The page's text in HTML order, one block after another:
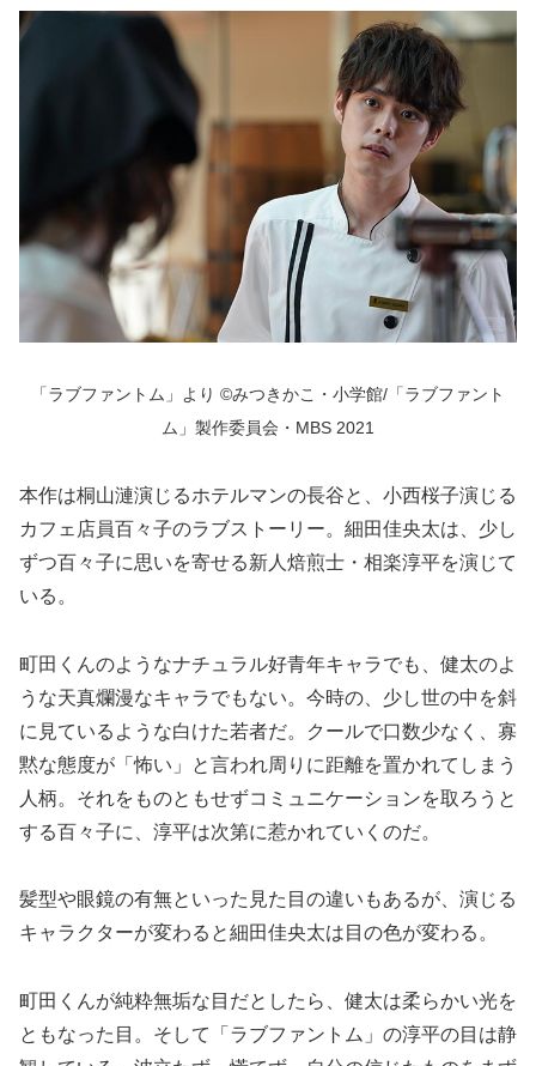
「ラブファントム」より ©みつきかこ・小学館/「ラブファント
ム」製作委員会・MBS 2021
本作は桐山漣演じるホテルマンの長谷と、小西桜子演じる
カフェ店員百々子のラブストーリー。細田佳央太は、少し
ずつ百々子に思いを寄せる新人焙煎士・相楽淳平を演じて
いる。
町田くんのようなナチュラル好青年キャラでも、健太のよ
うな天真爛漫なキャラでもない。今時の、少し世の中を斜
に見ているような白けた若者だ。クールで口数少なく、寡
黙な態度が「怖い」と言われ周りに距離を置かれてしまう
人柄。それをものともせずコミュニケーションを取ろうと
する百々子に、淳平は次第に惹かれていくのだ。
髪型や眼鏡の有無といった見た目の違いもあるが、演じる
キャラクターが変わると細田佳央太は目の色が変わる。
町田くんが純粋無垢な目だとしたら、健太は柔らかい光を
ともなった目。そして「ラブファントム」の淳平の目は静